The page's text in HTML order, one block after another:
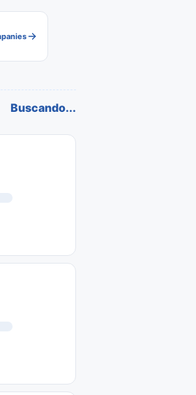
Buscando...